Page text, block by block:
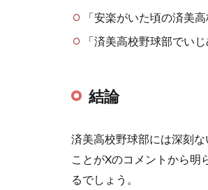
「安楽がいた頃の済美
「済美高校野球部でい
結論
済美高校野球部には深刻
ことがXのコメントから明
るでしょう。